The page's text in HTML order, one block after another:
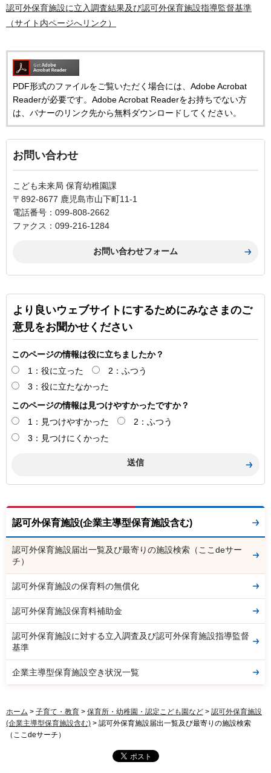
認可外保育施設に立入調査結果及び認可外保育施設指導監督基準
（サイト内ページへリンク）
PDF形式のファイルをご覧いただく場合には、Adobe Acrobat
Readerが必要です。Adobe Acrobat Readerをお持ちでない方
は、バナーのリンク先から無料ダウンロードしてください。
お問い合わせ
こども未来局 保育幼稚園課
〒892-8677 鹿児島市山下町11-1
電話番号：099-808-2662
ファクス：099-216-1284
より良いウェブサイトにするためにみなさまのご
意見をお聞かせください
このページの情報は役に立ちましたか？
1：役に立った
2：ふつう
3：役に立たなかった
このページの情報は見つけやすかったですか？
1：見つけやすかった
2：ふつう
3：見つけにくかった
認可外保育施設(企業主導型保育施設含む)
認可外保育施設届出一覧及び最寄りの施設検索（ここdeサー
チ）
認可外保育施設の保育料の無償化
認可外保育施設保育料補助金
認可外保育施設に対する立入調査及び認可外保育施設指導監督
基準
企業主導型保育施設空き状況一覧
ホーム > 子育て・教育 > 保育所・幼稚園・認定こども園など > 認可外保育施設
(企業主導型保育施設含む) > 認可外保育施設届出一覧及び最寄りの施設検索
（ここdeサーチ）